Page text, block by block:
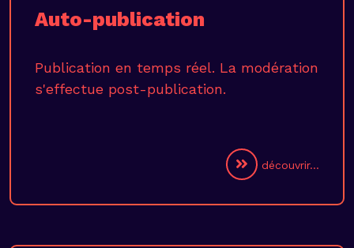
Auto-publication
Publication en temps réel. La modération
s'effectue post-publication.
découvrir...